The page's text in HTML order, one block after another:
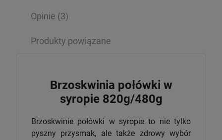
Opinie (3)
Produkty powiązane
Brzoskwinia połówki w
syropie 820g/480g
Brzoskwinie połówki w syropie to nie tylko
pyszny przysmak, ale także zdrowy wybór